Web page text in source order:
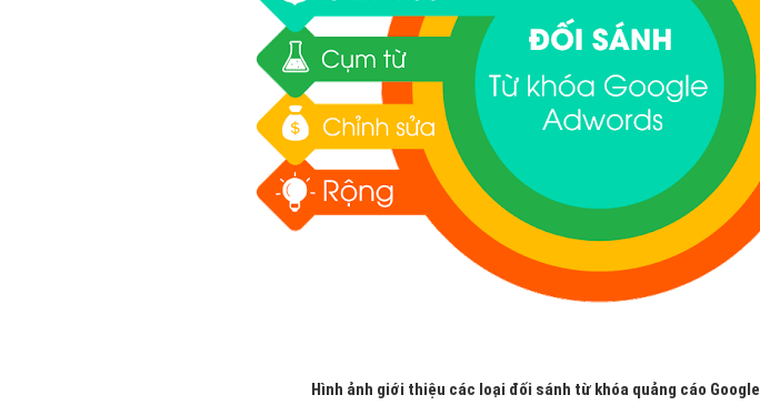
Hình ảnh giới thiệu các loại đối sánh từ khóa quảng cáo Google